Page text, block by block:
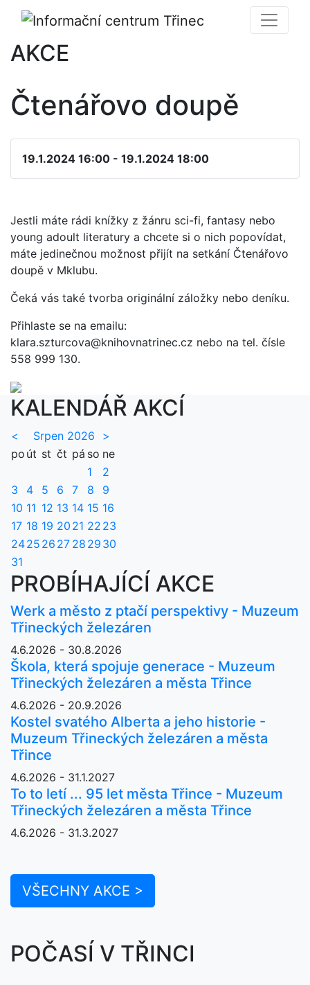
AKCE
Čtenářovo doupě
19.1.2024 16:00 - 19.1.2024 18:00
Jestli máte rádi knížky z žánru sci-fi, fantasy nebo
young adoult literatury a chcete si o nich popovídat,
máte jedinečnou možnost přijít na setkání Čtenářovo
doupě v Mklubu.
Čeká vás také tvorba originální záložky nebo deníku.
Přihlaste se na emailu:
klara.szturcova@knihovnatrinec.cz nebo na tel. čísle
558 999 130.
KALENDÁŘ AKCÍ
< Srpen 2026
>
po út st čt pá so ne
1
2
3
4 5 6 7 8
9
10 11 12 13 14 15 16
17 18 19 20 21 22 23
2425 26 27 28 29 30
31
PROBÍHAJÍCÍ AKCE
Werk a město z ptačí perspektivy - Muzeum
Třineckých železáren
4.6.2026 - 30.8.2026
Škola, která spojuje generace - Muzeum
Třineckých železáren a města Třince
4.6.2026 - 20.9.2026
Kostel svatého Alberta a jeho historie -
Muzeum Třineckých železáren a města
Třince
4.6.2026 - 31.1.2027
To to letí ... 95 let města Třince - Muzeum
Třineckých železáren a města Třince
4.6.2026 - 31.3.2027
VŠECHNY AKCE >
POČASÍ V TŘINCI